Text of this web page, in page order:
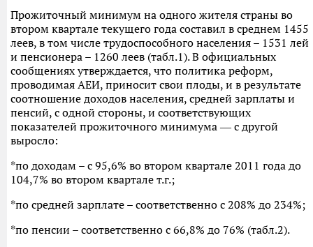
Прожиточный минимум на одного жителя страны во
втором квартале текущего года составил в среднем 1455
леев, в том числе трудоспособного населения – 1531 лей
и пенсионера – 1260 леев (табл.1). В официальных
сообщениях утверждается, что политика реформ,
проводимая АЕИ, приносит свои плоды, и в результате
соотношение доходов населения, средней зарплаты и
пенсий, с одной стороны, и соответствующих
показателей прожиточного минимума ― с другой
выросло:
*по доходам – с 95,6% во втором квартале 2011 года до
104,7% во втором квартале т.г.;
*по средней зарплате – соответственно с 208% до 234%;
*по пенсии – соответственно с 66,8% до 76% (табл.2).